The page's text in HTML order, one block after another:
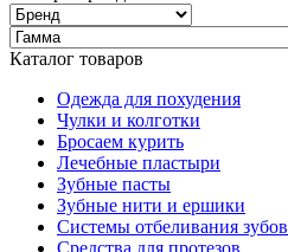
Каталог товаров
Одежда для похудения
Чулки и колготки
Бросаем курить
Лечебные пластыри
Зубные пасты
Зубные нити и ершики
Системы отбеливания зубов
Средства для протезов